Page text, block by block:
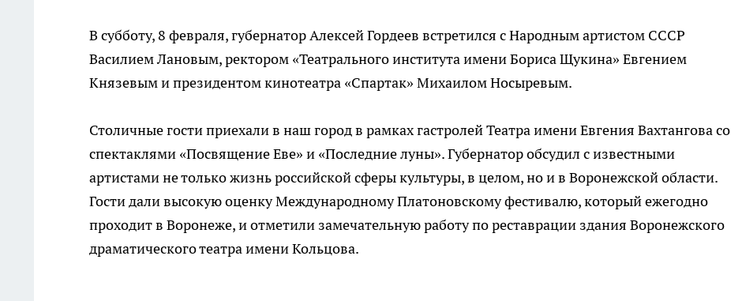
В субботу, 8 февраля, губернатор Алексей Гордеев встретился с Народным артистом СССР
Василием Лановым, ректором «Театрального института имени Бориса Щукина» Евгением
Князевым и президентом кинотеатра «Спартак» Михаилом Носыревым.
Столичные гости приехали в наш город в рамках гастролей Театра имени Евгения Вахтангова со
спектаклями «Посвящение Еве» и «Последние луны». Губернатор обсудил с известными
артистами не только жизнь российской сферы культуры, в целом, но и в Воронежской области.
Гости дали высокую оценку Международному Платоновскому фестивалю, который ежегодно
проходит в Воронеже, и отметили замечательную работу по реставрации здания Воронежского
драматического театра имени Кольцова.